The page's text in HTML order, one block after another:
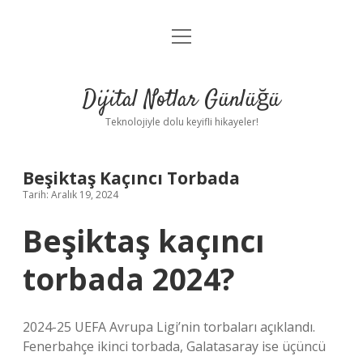
Anasayfa
Yasal Uyarı
menüyü
Dijital Notlar Günlüğü
Teknolojiyle dolu keyifli hikayeler!
Beşiktaş Kaçıncı Torbada
Tarih: Aralık 19, 2024
Beşiktaş kaçıncı
torbada 2024?
2024-25 UEFA Avrupa Ligi’nin torbaları açıklandı.
Fenerbahçe ikinci torbada, Galatasaray ise üçüncü